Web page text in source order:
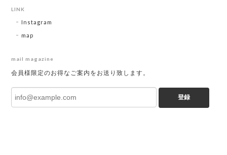
LINK
Instagram
map
mail magazine
会員様限定のお得なご案内をお送り致します。
登録